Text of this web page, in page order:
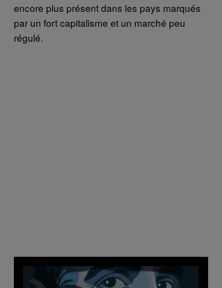
encore plus présent dans les pays marqués
par un fort capitalisme et un marché peu
régulé.